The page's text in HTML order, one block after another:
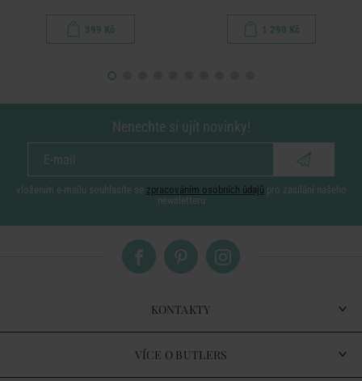
399 Kč 1 290 Kč
Nenechte si ujít novinky!
vložením e-mailu souhlasíte se zpracováním osobních údajů pro zasílání našeho
newsletteru
KONTAKTY
VÍCE O BUTLERS